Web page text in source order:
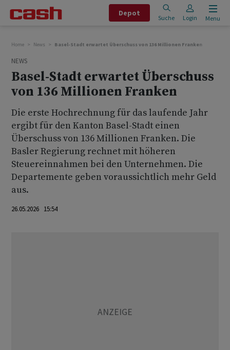
Depot
Suche Login Menu
Home News Basel-Stadt erwartet Überschuss von 136 Millionen Franken
NEWS
Basel-Stadt erwartet Überschuss
von 136 Millionen Franken
Die erste Hochrechnung für das laufende Jahr
ergibt für den Kanton Basel-Stadt einen
Überschuss von 136 Millionen Franken. Die
Basler Regierung rechnet mit höheren
Steuereinnahmen bei den Unternehmen. Die
Departemente geben voraussichtlich mehr Geld
aus.
26.05.2026 15:54